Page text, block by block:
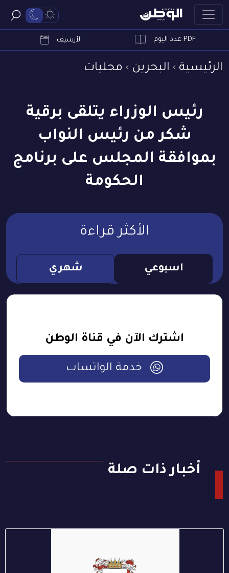
PDF عدد اليوم الأرشيف
الرئيسية البحرين محليات
رئيس الوزراء يتلقى برقية
شكر من رئيس النواب
بموافقة المجلس على برنامج
الحكومة
الأكثر قراءة
اسبوعي شهري
اشترك الآن في قناة الوطن
خدمة الواتساب
أخبار ذات صلة